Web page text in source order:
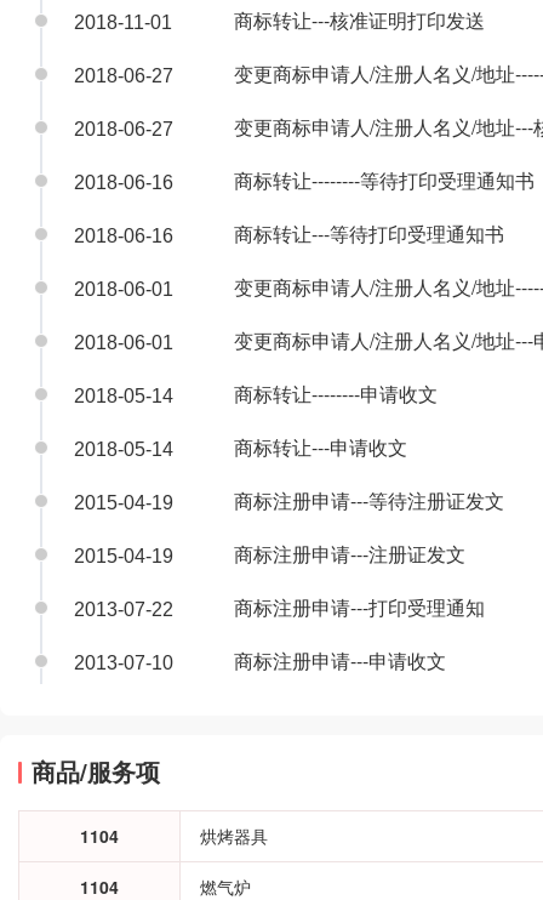
2018-11-01 商标转让---核准证明打印发送
2018-06-27 变更商标申请人/注册人名义/地址
2018-06-27 变更商标申请人/注册人名义/地址---
2018-06-16 商标转让--------等待打印受理通知书
2018-06-16 商标转让---等待打印受理通知书
2018-06-01 变更商标申请人/注册人名义/地址
2018-06-01 变更商标申请人/注册人名义/地址---
2018-05-14 商标转让--------申请收文
2018-05-14 商标转让---申请收文
2015-04-19 商标注册申请---等待注册证发文
2015-04-19 商标注册申请---注册证发文
2013-07-22 商标注册申请---打印受理通知
2013-07-10 商标注册申请---申请收文
商品/服务项
1104 烘烤器具
1104 燃气炉